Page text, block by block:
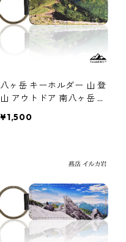
八ヶ岳 キーホルダー 山 登
山 アウトドア 南八ヶ岳 硫
¥1,500